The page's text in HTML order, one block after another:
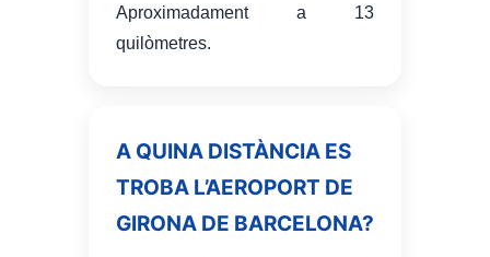
Aproximadament a 13
quilòmetres.
A QUINA DISTÀNCIA ES
TROBA L’AEROPORT DE
GIRONA DE BARCELONA?